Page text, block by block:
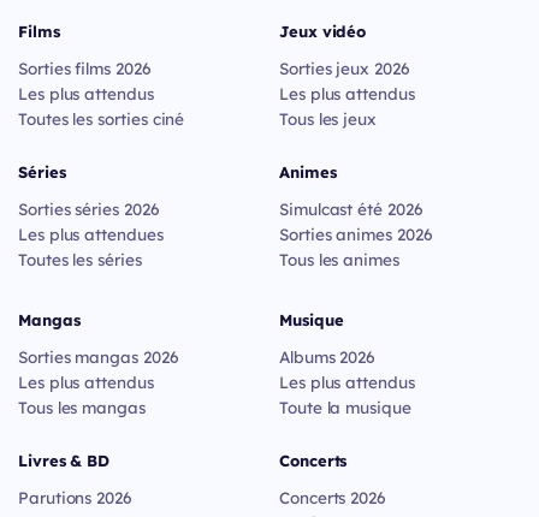
Films
Sorties films 2026
Les plus attendus
Toutes les sorties ciné
Séries
Sorties séries 2026
Les plus attendues
Toutes les séries
Jeux vidéo
Sorties jeux 2026
Les plus attendus
Tous les jeux
Animes
Simulcast été 2026
Sorties animes 2026
Tous les animes
Mangas
Sorties mangas 2026
Les plus attendus
Tous les mangas
Livres & BD
Parutions 2026
Musique
Albums 2026
Les plus attendus
Toute la musique
Concerts
Concerts 2026